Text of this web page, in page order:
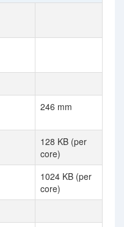
246 mm
128 KB (per
core)
1024 KB (per
core)